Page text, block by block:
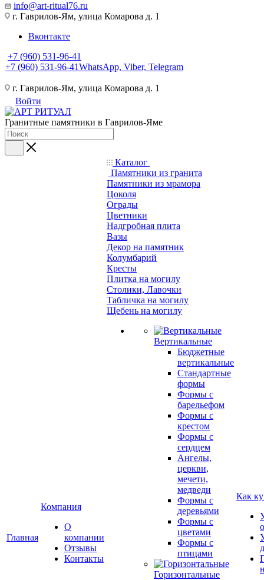
info@art-ritual76.ru
г. Гаврилов-Ям, улица Комарова д. 1
Вконтакте
+7 (960) 531-96-41
+7 (960) 531-96-41WhatsApp, Viber, Telegram
г. Гаврилов-Ям, улица Комарова д. 1
Войти
Гранитные памятники в Гаврилов-Яме
Главная
Компания
О
компании
Отзывы
Контакты
Каталог
Памятники из гранита
Памятники из мрамора
Цоколя
Ограды
Цветники
Надгробная плита
Вазы
Декор на памятник
Колумбарий
Кресты
Плитка на могилу
Столики, Лавочки
Табличка на могилу
Щебень на могилу
Вертикальные
Бюджетные
вертикальные
Стандартные
формы
Формы с
барельефом
Формы с
крестом
Формы с
сердцем
Ангелы,
церкви,
мечети,
медведи
Формы с
деревьями
Формы с
цветами
Формы с
птицами
Горизонтальные
Как